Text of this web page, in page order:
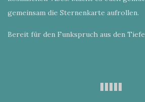
gemeinsam die Sternenkarte aufrollen.
Bereit für den Funkspruch aus den